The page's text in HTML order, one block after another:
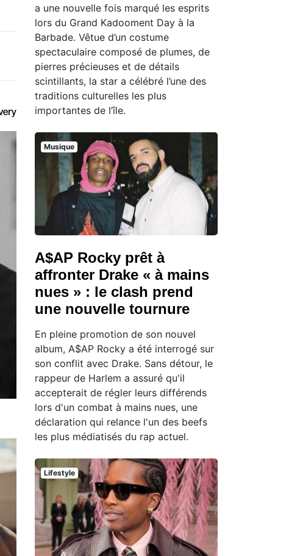
a une nouvelle fois marqué les esprits
lors du Grand Kadooment Day à la
Barbade. Vêtue d’un costume
spectaculaire composé de plumes, de
pierres précieuses et de détails
scintillants, la star a célébré l’une des
traditions culturelles les plus
importantes de l’île.
Musique
A$AP Rocky prêt à
affronter Drake « à mains
nues » : le clash prend
une nouvelle tournure
En pleine promotion de son nouvel
album, A$AP Rocky a été interrogé sur
son conflit avec Drake. Sans détour, le
rappeur de Harlem a assuré qu'il
accepterait de régler leurs différends
lors d'un combat à mains nues, une
déclaration qui relance l'un des beefs
les plus médiatisés du rap actuel.
Lifestyle